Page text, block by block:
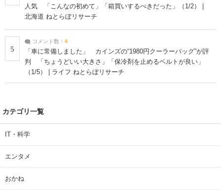
人気 「こんなの初めて」「箱買いするべきだった」（1/2） |
北海道 ねとらぼリサーチ
5
コメント数： 4
「車に常備しました」 カインズの“1980円クーラーバッグ”が評
判 「ちょうどいい大きさ」「保冷剤を止めるベルトが良い」
（1/5） | ライフ ねとらぼリサーチ
カテゴリ一覧
IT・科学
エンタメ
おかね